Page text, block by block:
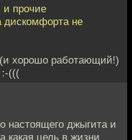
и прочие
дискомфорта не
хорошо работающий!)
:-(((
настоящего джыгита и
какая цель в жизни